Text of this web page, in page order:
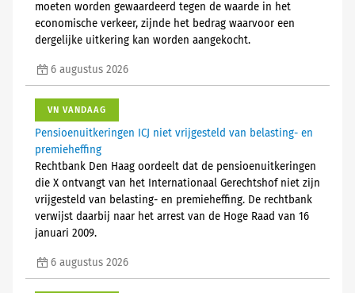
moeten worden gewaardeerd tegen de waarde in het
economische verkeer, zijnde het bedrag waarvoor een
dergelijke uitkering kan worden aangekocht.
6 augustus 2026
VN VANDAAG
Pensioenuitkeringen ICJ niet vrijgesteld van belasting- en
premieheffing
Rechtbank Den Haag oordeelt dat de pensioenuitkeringen
die X ontvangt van het Internationaal Gerechtshof niet zijn
vrijgesteld van belasting- en premieheffing. De rechtbank
verwijst daarbij naar het arrest van de Hoge Raad van 16
januari 2009.
6 augustus 2026